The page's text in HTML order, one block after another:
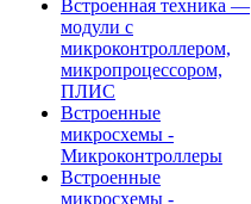
Встроенная техника —
модули с
микроконтроллером,
микропроцессором,
ПЛИС
Встроенные
микросхемы -
Микроконтроллеры
Встроенные
микросхемы -